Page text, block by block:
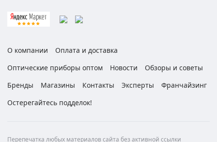
О компании
Оплата и доставка
Оптические приборы оптом
Новости
Обзоры и советы
Бренды
Магазины Контакты Эксперты
Франчайзинг
Остерегайтесь подделок!
Перепечатка любых материалов сайта без активной ссылки